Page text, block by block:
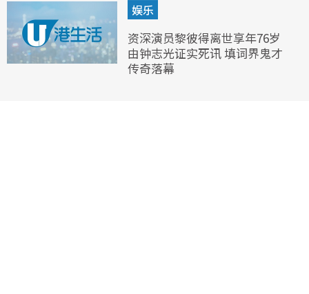
娱乐
资深演员黎彼得离世享年76岁
由钟志光证实死讯 填词界鬼才
传奇落幕